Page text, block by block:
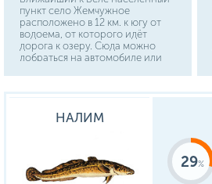
пункт село Жемчужное
расположено в 12 км. к югу от
водоема, от которого идёт
дорога к озеру. Сюда можно
добраться на автомобиле или
жителями соседнего
К озеру можно подъехать со
стороны западного, южного и
НАЛИМ
29